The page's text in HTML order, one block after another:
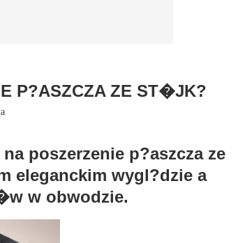
P?ASZCZA ZE ST�JK?
poszerzenie p?aszcza ze
eleganckim wygl?dzie a
w obwodzie.